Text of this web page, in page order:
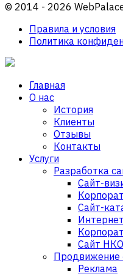
© 2014 - 2026
Правила и условия
Политика
Главная
О нас
История
Клиенты
Отзывы
Контакты
Услуги
Разработка
Сайт-
Сайт-
Сайт НКО
Продвижение
Реклама